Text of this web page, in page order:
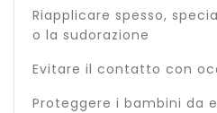
Riapplicare spesso,
o la sudorazione
Evitare il contatto con
Proteggere i bambini da